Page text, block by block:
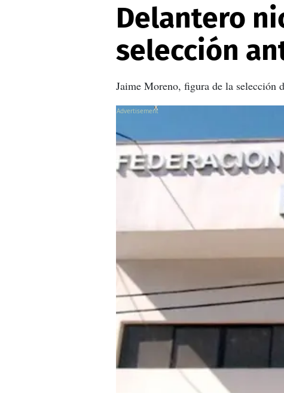
Delantero
selección
Jaime Moreno, figura de la selección
X